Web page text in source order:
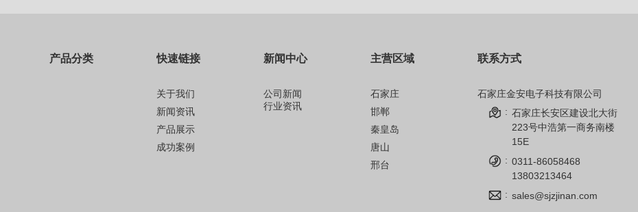
访客机管理系统，技术先进、操作简单、性能可靠，
构、公安、院校安全保卫管理的得力助手。
产品分类 快速链接
关于我们
新闻资讯
产品展示
成功案例
新闻中心
公司新闻
行业资讯
主营区域
石家庄
邯郸
秦皇岛
唐山
邢台
联系方式
石家庄金安电子科技有限公司
: 石家庄长安区建设北大街
223号中浩第一商务南楼
15E
: 0311-86058468
13803213464
: sales@sjzjinan.com